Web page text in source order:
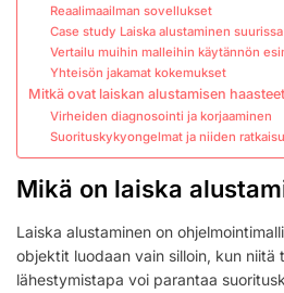
Reaalimaailman sovellukset
Case study Laiska alustaminen
Vertailu muihin malleihin käytännön
Yhteisön jakamat kokemukset
Mitkä ovat laiskan alustamisen
Virheiden diagnosointi ja korjaaminen
Suorituskykyongelmat ja niiden
Mikä on laiska
Laiska alustaminen on
objektit luodaan vain silloin, kun niitä
lähestymistapa voi parantaa